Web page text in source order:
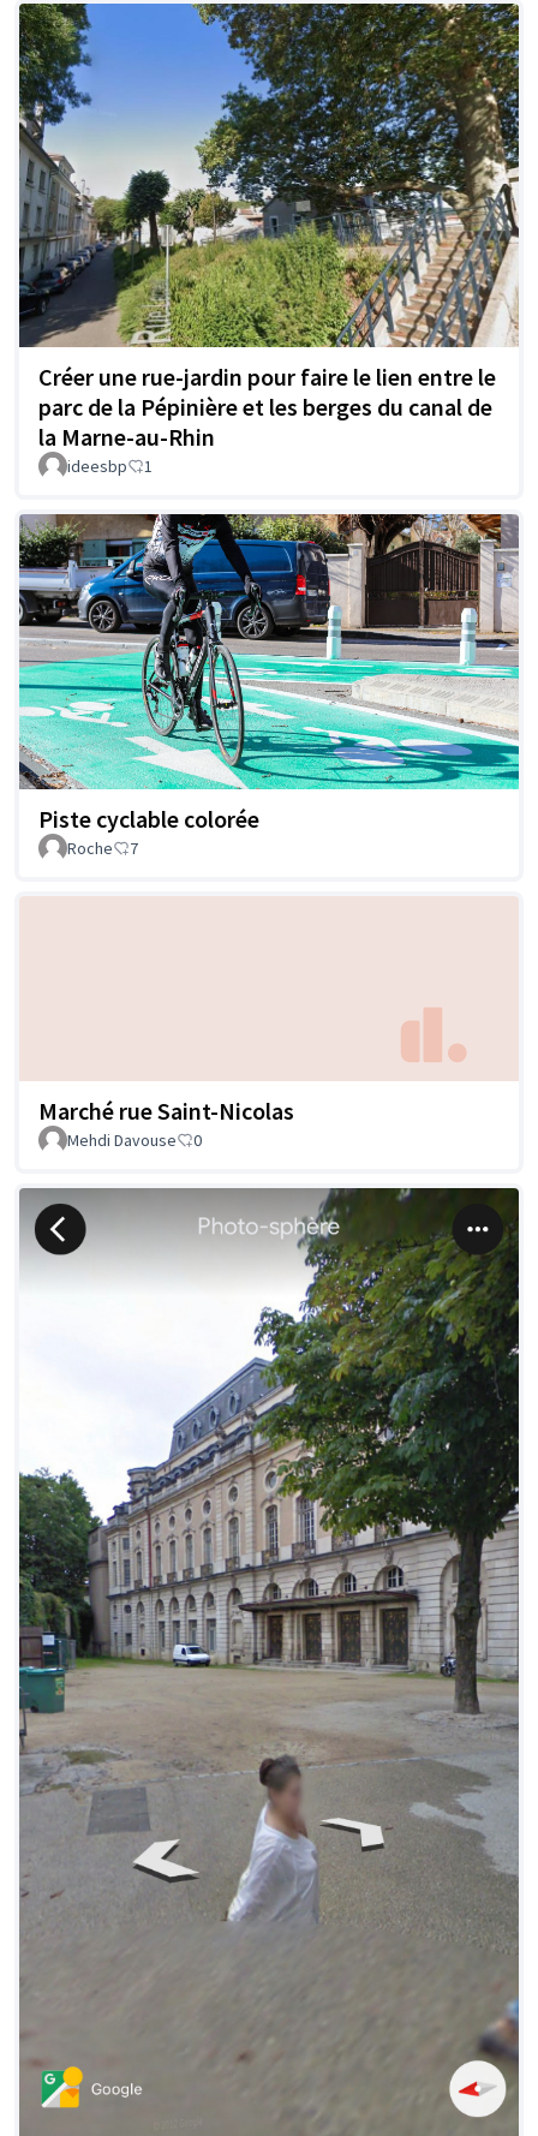
Créer une rue-jardin pour faire le lien entre le
parc de la Pépinière et les berges du canal de
la Marne-au-Rhin
ideesbp 1
Piste cyclable colorée
Roche 7
Marché rue Saint-Nicolas
Mehdi Davouse 0